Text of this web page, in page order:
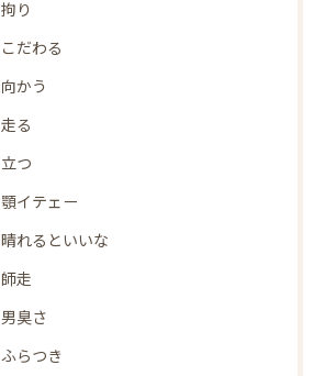
拘り
こだわる
向かう
走る
立つ
顎イテェー
晴れるといいな
師走
男臭さ
ふらつき